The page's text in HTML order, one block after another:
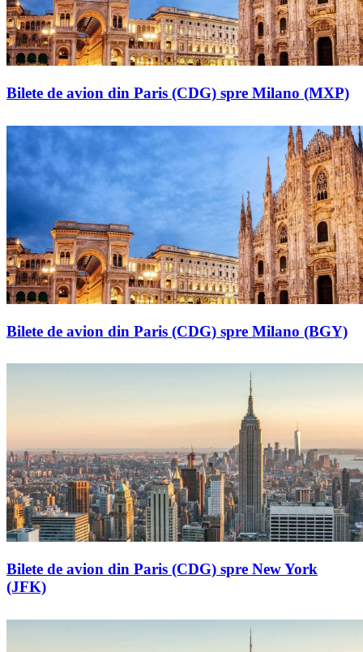
Bilete de avion din Paris (CDG) spre Milano (MXP)
Bilete de avion din Paris (CDG) spre Milano (BGY)
Bilete de avion din Paris (CDG) spre New York
(JFK)